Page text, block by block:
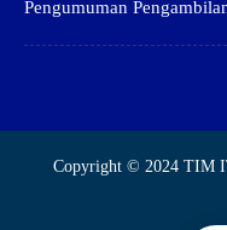
Pengumuman
Copyright © 2024 TIM